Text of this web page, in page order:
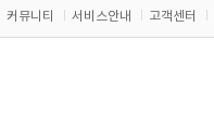
커뮤니티 서비스안내 고객센터